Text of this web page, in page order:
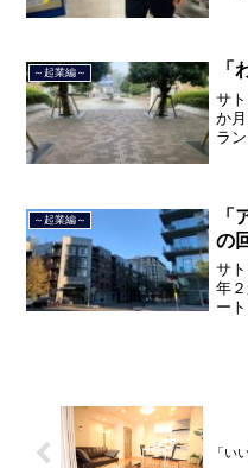
し
～起業編～ 「
サ
か
ラ
品
～起業編～
「
の
サ
年
ー
「い